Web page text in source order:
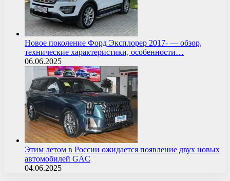
Новое поколение Форд Эксплорер 2017- — обзор,
технические характеристики, особенности…
06.06.2025
Этим летом в России ожидается появление двух новых
автомобилей GAC
04.06.2025